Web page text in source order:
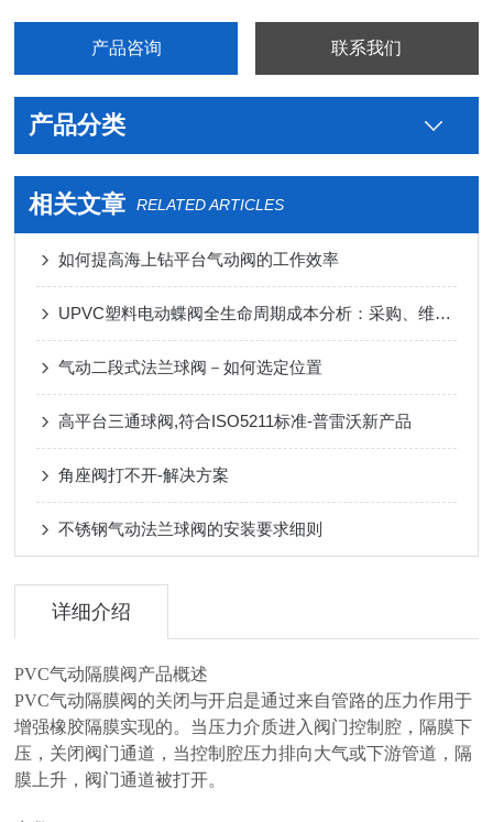
产品咨询 联系我们
产品分类
相关文章 RELATED ARTICLES
如何提高海上钻平台气动阀的工作效率
UPVC塑料电动蝶阀全生命周期成本分析：采购、维护与更换周期
气动二段式法兰球阀－如何选定位置
高平台三通球阀,符合ISO5211标准-普雷沃新产品
角座阀打不开-解决方案
不锈钢气动法兰球阀的安装要求细则
详细介绍
PVC气动隔膜阀产品概述
PVC气动隔膜阀的关闭与开启是通过来自管路的压力作用于
增强橡胶隔膜实现的。当压力介质进入阀门控制腔，隔膜下
压，关闭阀门通道，当控制腔压力排向大气或下游管道，隔
膜上升，阀门通道被打开。